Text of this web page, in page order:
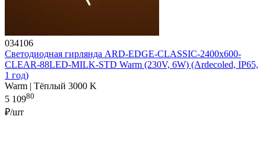
034106
Светодиодная гирлянда ARD-EDGE-CLASSIC-2400x600-
CLEAR-88LED-MILK-STD Warm (230V, 6W) (Ardecoled, IP65,
1 год)
Warm | Тёплый 3000 K
5 10980
₽/шт